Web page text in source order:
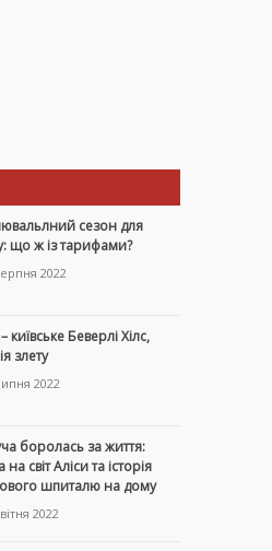
сезон для
що ж із тарифами?
2022
київське Беверлі Хілс,
злету
2022
боролась за життя:
на світ Аліси та історія
шпиталю на дому
2022